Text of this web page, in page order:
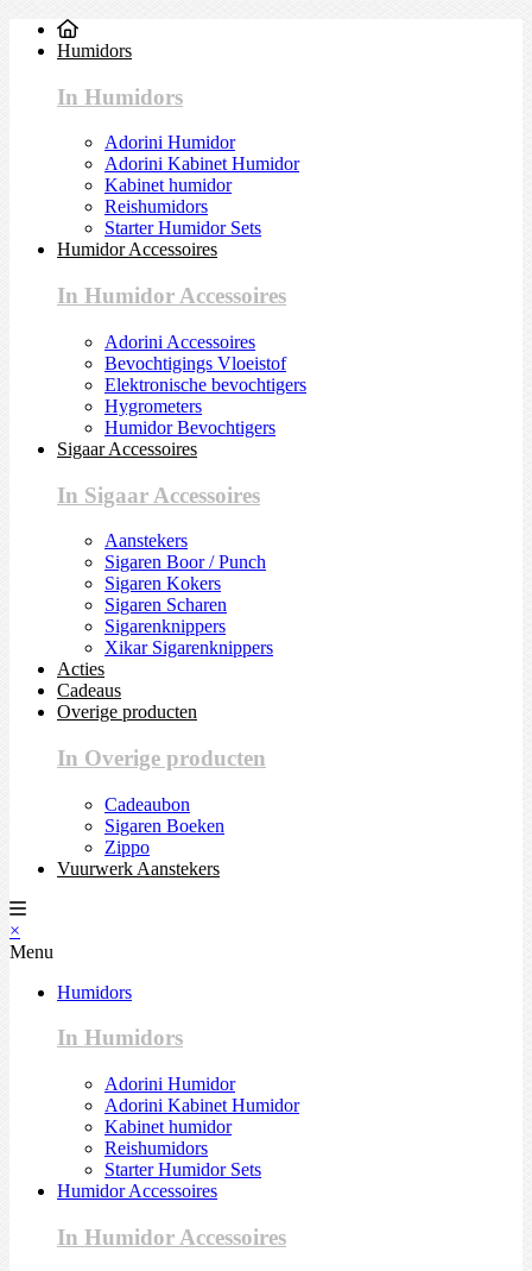
Humidors
In Humidors
Adorini Humidor
Adorini Kabinet Humidor
Kabinet humidor
Reishumidors
Starter Humidor Sets
Humidor Accessoires
In Humidor Accessoires
Adorini Accessoires
Bevochtigings Vloeistof
Elektronische bevochtigers
Hygrometers
Humidor Bevochtigers
Sigaar Accessoires
In Sigaar Accessoires
Aanstekers
Sigaren Boor / Punch
Sigaren Kokers
Sigaren Scharen
Sigarenknippers
Xikar Sigarenknippers
Acties
Cadeaus
Overige producten
In Overige producten
Cadeaubon
Sigaren Boeken
Zippo
Vuurwerk Aanstekers
×
Menu
Humidors
In Humidors
Adorini Humidor
Adorini Kabinet Humidor
Kabinet humidor
Reishumidors
Starter Humidor Sets
Humidor Accessoires
In Humidor Accessoires